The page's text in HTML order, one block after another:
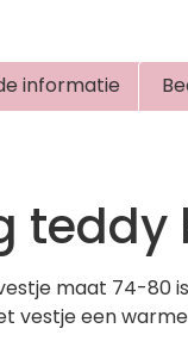
informatie
maat 74-80
vestje een